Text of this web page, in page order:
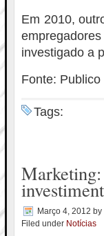
Em 2010,
investigado a
Fonte: Publico
Tags:
Março 4, 2012 by
Filed under Notícias